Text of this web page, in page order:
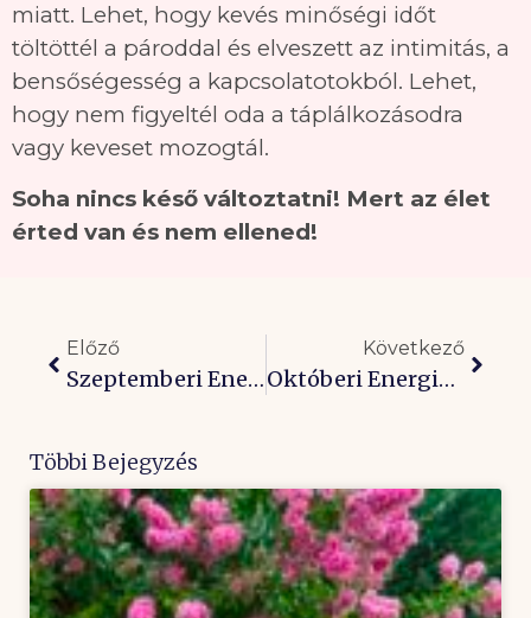
miatt. Lehet, hogy kevés minőségi időt
töltöttél a pároddal és elveszett az intimitás, a
bensőségesség a kapcsolatotokból. Lehet,
hogy nem figyeltél oda a táplálkozásodra
vagy keveset mozogtál.
Soha nincs késő változtatni! Mert az élet
érted van és nem ellened!
Előző
Szeptemberi Energiák: Félelem Helyett Élj Örömben!
Következő
Októberi Energiák: Mindig Van Segítség!
Többi Bejegyzés